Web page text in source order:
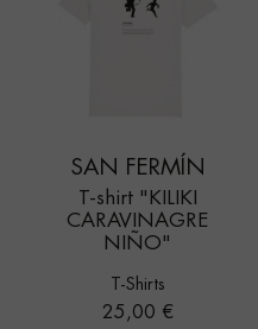
SAN FERMÍN
T-shirt "KILIKI
CARAVINAGRE
NIÑO"
T-Shirts
Prix
25,00 €